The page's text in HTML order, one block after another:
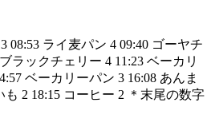
3 08:53 ライ麦パン 4 09:40 ゴーヤチ
ラックチェリー 4 11:23 ベーカリ
ベーカリーパン 3 16:08 あんま
も 2 18:15 コーヒー 2 ＊末尾の数字